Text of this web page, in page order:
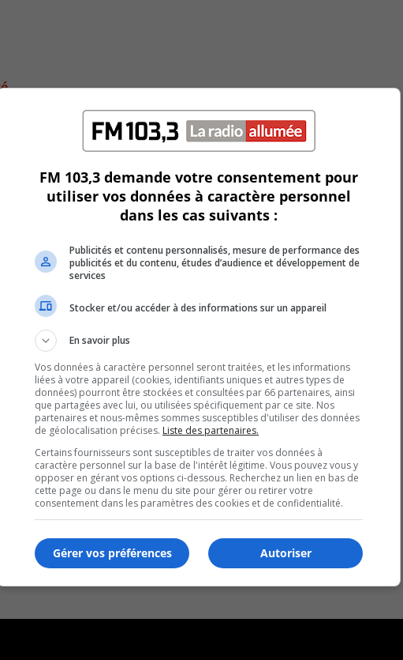
FM 103,3 demande votre consentement pour
utiliser vos données à caractère personnel
dans les cas suivants :
Publicités et contenu personnalisés, mesure de performance des
publicités et du contenu, études d’audience et développement de
services
Stocker et/ou accéder à des informations sur un appareil
En savoir plus
Vos données à caractère personnel seront traitées, et les informations
liées à votre appareil (cookies, identifiants uniques et autres types de
données) pourront être stockées et consultées par 66 partenaires, ainsi
que partagées avec lui, ou utilisées spécifiquement par ce site. Nos
partenaires et nous-mêmes sommes susceptibles d'utiliser des données
de géolocalisation précises. Liste des partenaires.
Certains fournisseurs sont susceptibles de traiter vos données à
caractère personnel sur la base de l'intérêt légitime. Vous pouvez vous y
opposer en gérant vos options ci-dessous. Recherchez un lien en bas de
cette page ou dans le menu du site pour gérer ou retirer votre
consentement dans les paramètres des cookies et de confidentialité.
Autoriser
Gérer vos préférences